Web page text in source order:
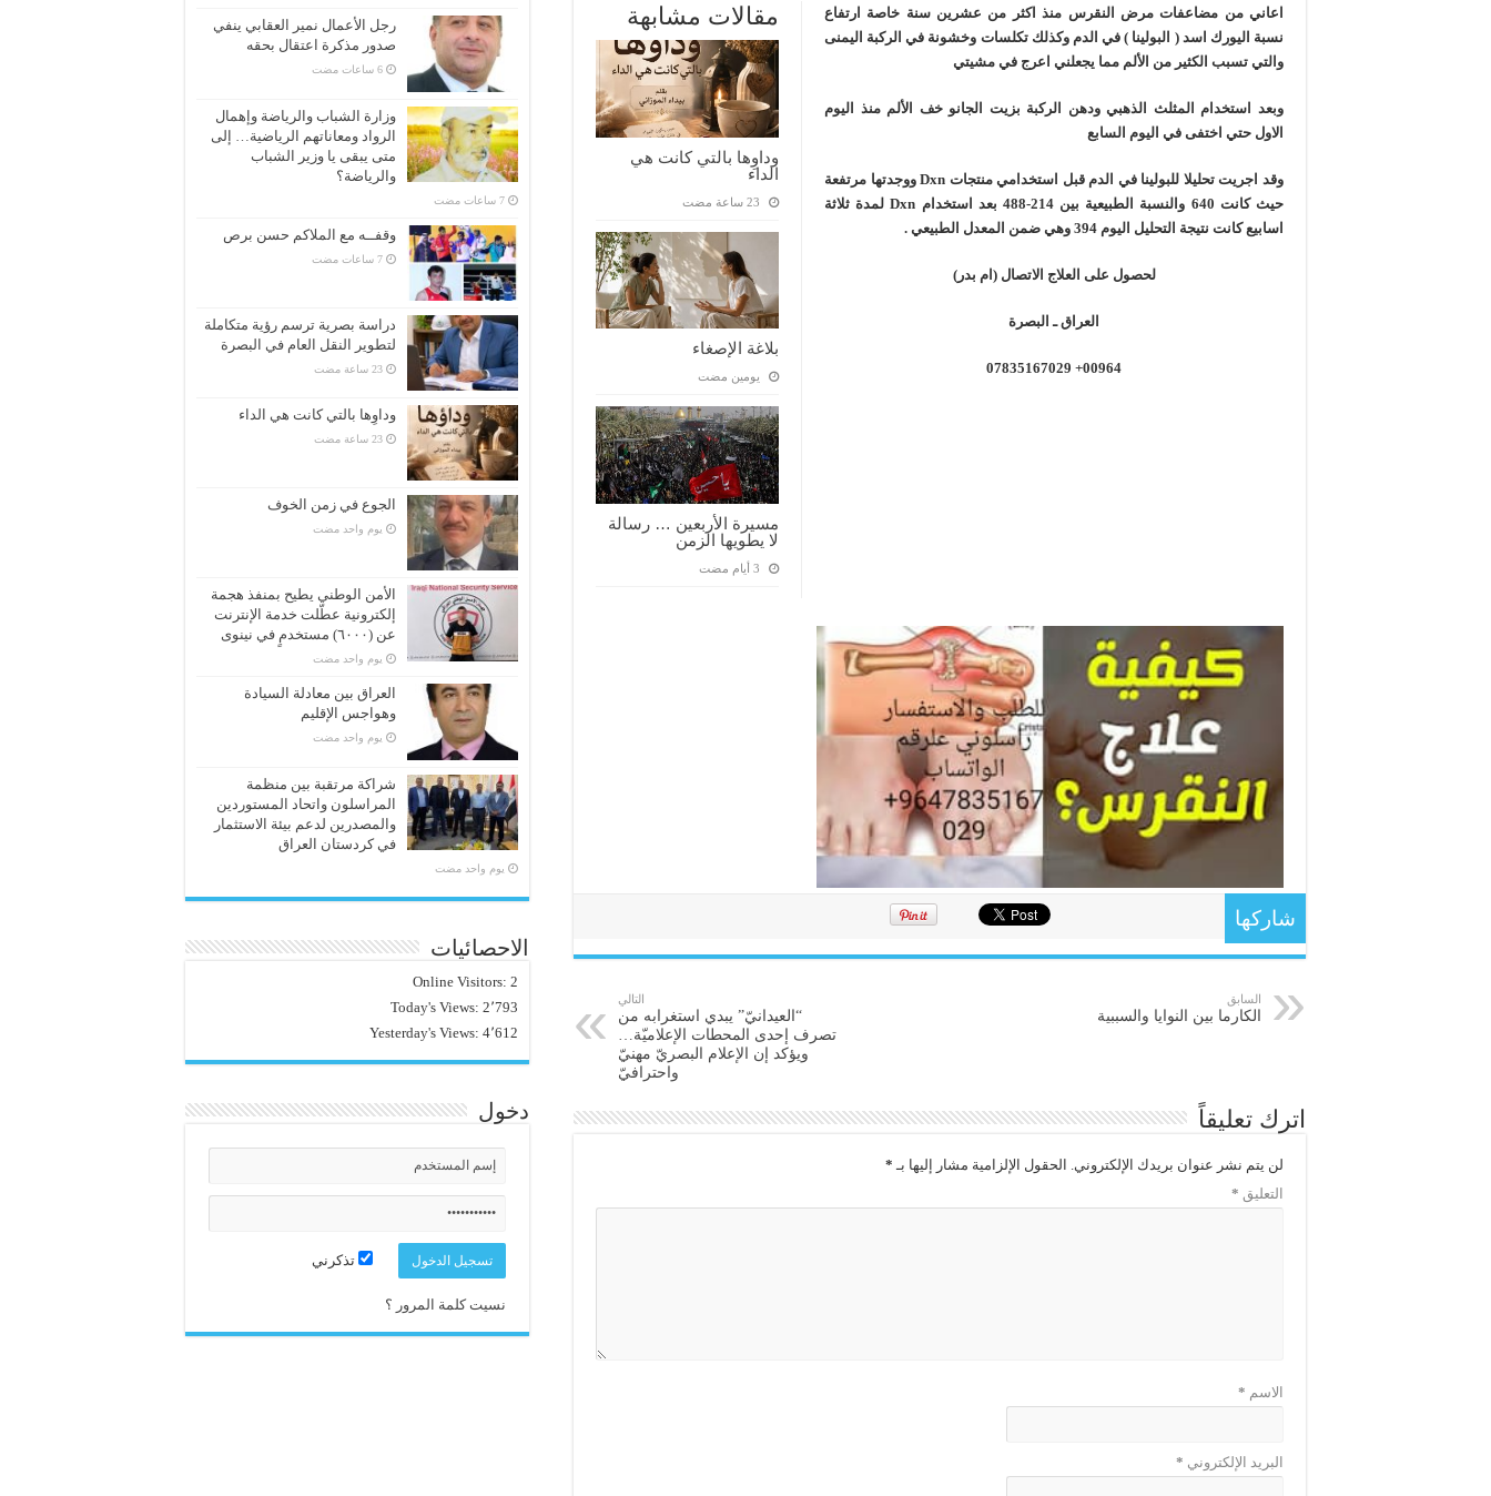
مقالات مشابهة
وداوِها بالتي كانت هي
الداء
بلاغة الإصغاء
‏يومين مضت
مسيرة الأربعين … رسالة
لا يطويها الزمن
اعاني من مضاعفات مرض النقرس منذ اكثر من عشرين سنة خاصة ارتفاع
نسبة اليورك اسد ( البولينا ) في الدم وكذلك تكلسات وخشونة في الركبة اليمنى
والتي تسبب الكثير من الألم مما يجعلني اعرج في مشيتي
وبعد استخدام المثلث الذهبي ودهن الركبة بزيت الجانو خف الألم منذ اليوم
الاول حتي اختفى في اليوم السابع
وقد اجريت تحليلا للبولينا في الدم قبل استخدامي منتجات Dxn ووجدتها مرتفعة
حيث كانت 640 والنسبة الطبيعية بين 214-488 بعد استخدام Dxn لمدة ثلاثة
اسابيع كانت نتيجة التحليل اليوم 394 وهي ضمن المعدل الطبيعي .
لحصول على العلاج الاتصال (ام بدر)
العراق ـ البصرة
00964+ 07835167029
شاركها
السابق
الكارما بين النوايا والسببية
التالي
“العيدانيّ” يبدي استغرابه من
تصرف إحدى المحطات الإعلاميّة…
ويؤكد إن الإعلام البصريّ مهنيّ
واحترافيّ
اترك تعليقاً
لن يتم نشر عنوان بريدك الإلكتروني. الحقول الإلزامية مشار إليها بـ *
التعليق *
الاسم *
البريد الإلكتروني *
رجل الأعمال نمير العقابي ينفي
صدور مذكرة اعتقال بحقه
وزارة الشباب والرياضة وإهمال
الرواد ومعاناتهم الرياضية… إلى
متى يبقى يا وزير الشباب
والرياضة؟
وقفــه مع الملاكم حسن برص
دراسة بصرية ترسم رؤية متكاملة
لتطوير النقل العام في البصرة
وداوِها بالتي كانت هي الداء
الجوع في زمن الخوف
‏يوم واحد مضت
الأمن الوطني يطيح بمنفذ هجمة
إلكترونية عطّلت خدمة الإنترنت
عن (٦٠٠٠) مستخدمٍ في نينوى
‏يوم واحد مضت
العراق بين معادلة السيادة
وهواجس الإقليم
‏يوم واحد مضت
شراكة مرتقبة بين منظمة
المراسلون واتحاد المستوردين
والمصدرين لدعم بيئة الاستثمار
في كردستان العراق
‏يوم واحد مضت
الاحصائيات
Online Visitors: 2
Today's Views: 2٬793
Yesterday's Views: 4٬612
دخول
تذكرني
نسيت كلمة المرور ؟